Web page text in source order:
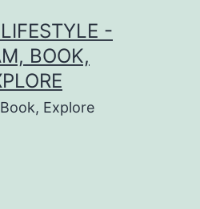
-
BOOK,
Explore